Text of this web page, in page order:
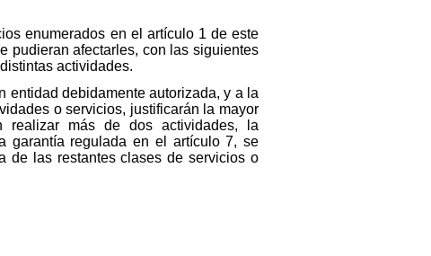
enumerados en el artículo 1 de este
pudieran afectarles, con las siguientes
actividades.
entidad debidamente autorizada, y a la
o servicios, justificarán la mayor
más de dos actividades, la
garantía regulada en el artículo 7, se
de las restantes clases de servicios o